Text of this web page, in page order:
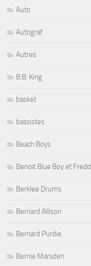
Auto
Autograf
Autres
B.B. King
basket
bassistes
Beach Boys
Benoit Blue Boy et
Berklee Drums
Bernard Allison
Bernard Purdie
Bernie Marsden